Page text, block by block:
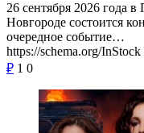
26 сентября 2026 года
Новгороде состоится
очередное событие…
https://schema.org/InStock
₽ 1 0